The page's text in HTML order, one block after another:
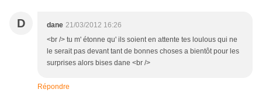
D dane 21/03/2012 16:26
<br /> tu m' étonne qu' ils soient en attente tes loulous qui ne
le serait pas devant tant de bonnes choses a bientôt pour les
surprises alors bises dane <br />
Répondre